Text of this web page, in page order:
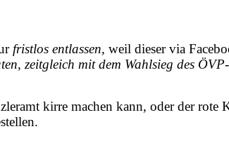
fristlos entlassen, weil dieser via
, zeitgleich mit dem Wahlsieg des
kirre machen kann, oder der rote